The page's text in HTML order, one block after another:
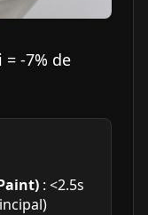
-7% de
: <2.5s